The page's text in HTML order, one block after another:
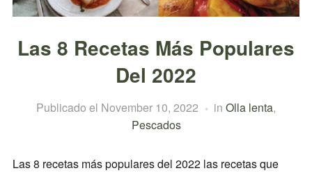
Las 8 Recetas Más Populares
Del 2022
Publicado el November 10, 2022 in Olla lenta,
Pescados
Las 8 recetas más populares del 2022 las recetas que